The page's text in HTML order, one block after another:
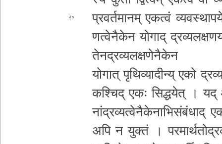
२०
प्र­व­र्त­मा­न­म् एकत्वं
ण­त्वे­नै­के­न योगाद्
ते­न­द्र­व्य­ल­क्ष­णे­नै­के­न
योगात् पृ­थि­व्या­दी­न्य् एको
कश्चिद् एकः सि­द्ध­ये­त् । यद्
नां­द्र­व्य­त्वे­नै­के­ना­भि­सं­बं­धा­द्
अपि न युक्तं ।